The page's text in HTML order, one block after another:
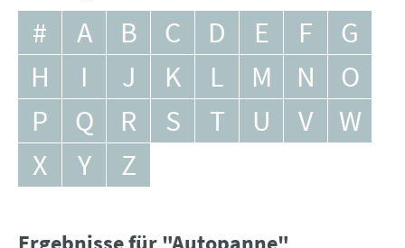
# A B C D E F
G
H
I J K L M N
O
P
Q R S T U V
W
X
Y Z